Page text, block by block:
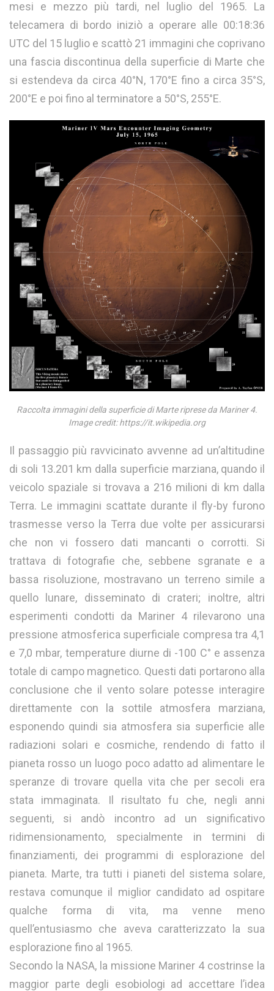
mesi e mezzo più tardi, nel luglio del 1965. La
telecamera di bordo iniziò a operare alle 00:18:36
UTC del 15 luglio e scattò 21 immagini che coprivano
una fascia discontinua della superficie di Marte che
si estendeva da circa 40°N, 170°E fino a circa 35°S,
200°E e poi fino al terminatore a 50°S, 255°E.
Raccolta immagini della superficie di Marte riprese da Mariner 4.
Image credit: https://it.wikipedia.org
Il passaggio più ravvicinato avvenne ad un’altitudine
di soli 13.201 km dalla superficie marziana, quando il
veicolo spaziale si trovava a 216 milioni di km dalla
Terra. Le immagini scattate durante il fly-by furono
trasmesse verso la Terra due volte per assicurarsi
che non vi fossero dati mancanti o corrotti. Si
trattava di fotografie che, sebbene sgranate e a
bassa risoluzione, mostravano un terreno simile a
quello lunare, disseminato di crateri; inoltre, altri
esperimenti condotti da Mariner 4 rilevarono una
pressione atmosferica superficiale compresa tra 4,1
e 7,0 mbar, temperature diurne di -100 C° e assenza
totale di campo magnetico. Questi dati portarono alla
conclusione che il vento solare potesse interagire
direttamente con la sottile atmosfera marziana,
esponendo quindi sia atmosfera sia superficie alle
radiazioni solari e cosmiche, rendendo di fatto il
pianeta rosso un luogo poco adatto ad alimentare le
speranze di trovare quella vita che per secoli era
stata immaginata. Il risultato fu che, negli anni
seguenti, si andò incontro ad un significativo
ridimensionamento, specialmente in termini di
finanziamenti, dei programmi di esplorazione del
pianeta. Marte, tra tutti i pianeti del sistema solare,
restava comunque il miglior candidato ad ospitare
qualche forma di vita, ma venne meno
quell’entusiasmo che aveva caratterizzato la sua
esplorazione fino al 1965.
Secondo la NASA, la missione Mariner 4 costrinse la
maggior parte degli esobiologi ad accettare l’idea